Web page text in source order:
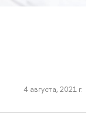
4 августа, 2021 г.